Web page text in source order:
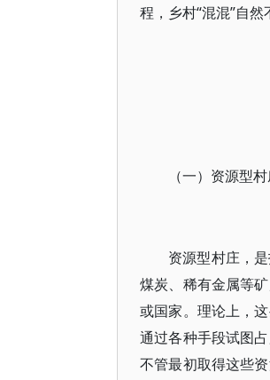
程，乡村“混混”自然
（一）资源型
资源型村庄，
煤炭、稀有金属等
或国家。理论上，
通过各种手段试图
不管最初取得这些